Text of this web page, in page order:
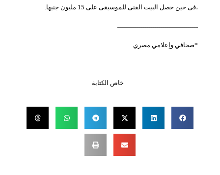
،فى حين حصل البيت الفنى للموسيقى على 15 مليون جنيها.
ـــــــــــــــــــــــــــــــــــــــــ
*صحافي وإعلامي مصري
خاص الكتابة